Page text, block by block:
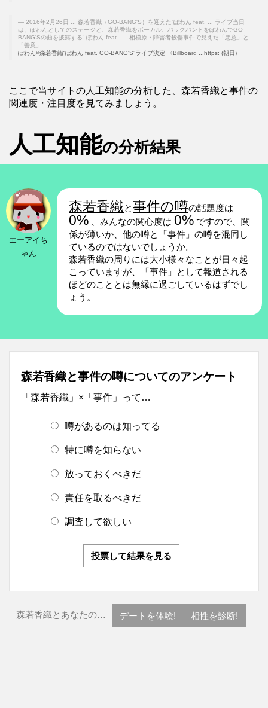
2016年2月26日 ... 森若香織（GO-BANG'S）を迎えた“ぽわん feat. ... ライブ当日
は、ぽわんとしてのステージと、森若香織をボーカル、バックバンドをぽわんでGO-
BANG'Sの曲を披露する“ ぽわん feat. .... 相模原・障害者殺傷事件で見えた「悪意」と
「善意」.
ぽわん×森若香織“ぽわん feat. GO-BANG'S”ライブ決定 〈Billboard ...https: (朝日)
ここで当サイトの人工知能の分析した、森若香織と事件の
関連度・注目度を見てみましょう。
人工知能の分析結果
エーアイち
ゃん
森若香織と事件の噂の話題度は
0% 、みんなの関心度は 0% ですので、関
係が薄いか、他の噂と「事件」の噂を混同し
ているのではないでしょうか。
森若香織の周りには大小様々なことが日々起
こっていますが、「事件」として報道される
ほどのこととは無縁に過ごしているはずでし
ょう。
森若香織と事件の噂についてのアンケート
「森若香織」×「事件」って…
噂があるのは知ってる
特に噂を知らない
放っておくべきだ
責任を取るべきだ
調査して欲しい
投票して結果を見る
森若香織とあなたの… デートを体験! 相性を診断!